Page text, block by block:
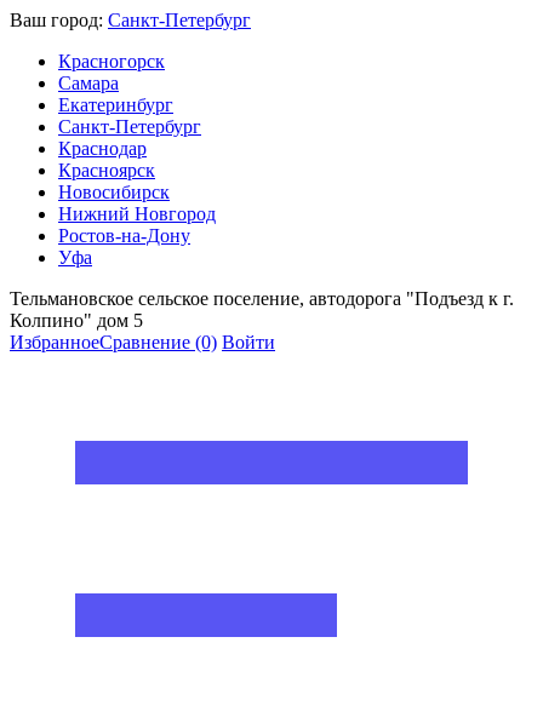
Ваш город: Санкт-Петербург
Красногорск
Самара
Екатеринбург
Санкт-Петербург
Краснодар
Красноярск
Новосибирск
Нижний Новгород
Ростов-на-Дону
Уфа
Тельмановское сельское поселение, автодорога "Подъезд к г.
Колпино" дом 5
ИзбранноеСравнение (0) Войти